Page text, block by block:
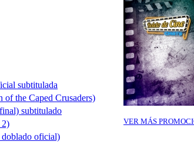
subtitulada
of the Caped Crusaders)
subtitulado
2)
doblado oficial)
VER MÁS